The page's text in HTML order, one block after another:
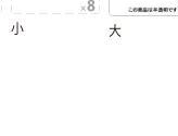
小 大